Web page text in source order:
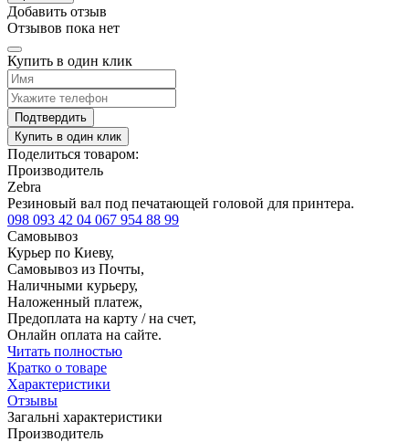
Добавить отзыв
Отзывов пока нет
Купить в один клик
Подтвердить
Купить в один клик
Поделиться товаром:
Производитель
Zebra
Резиновый вал под печатающей головой для принтера.
098 093 42 04 067 954 88 99
Самовывоз
Курьер по Киеву,
Самовывоз из Почты,
Наличными курьеру,
Наложенный платеж,
Предоплата на карту / на счет,
Онлайн оплата на сайте.
Читать полностью
Кратко о товаре
Характеристики
Отзывы
Загальні характеристики
Производитель